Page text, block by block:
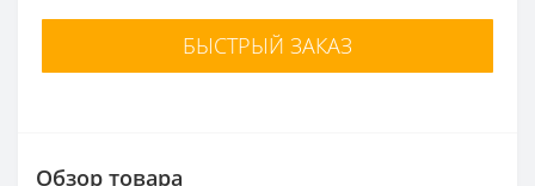
БЫСТРЫЙ ЗАКАЗ
Обзор товара